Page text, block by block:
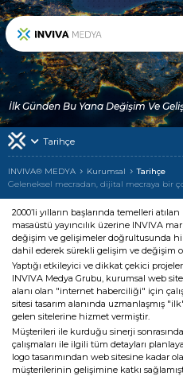
İlk Günden Bu Yana Değişim Ve
Tarihçe
×
Etkileyici işler
çözüm ortağı :
Sektörünüzün vazgeçilemez zirve
ile devlerle yarışmak ve çekici
INVIVA
Tek Adreste
Çoklu Hizmetler
Alanında Hizmet Veren
Uzman Markalarımız
Hizmetlerimizden Yararlanan
Müşterilerimiz
INVIVA Ailesi ile
İletişime Geçin
Web Mail Arayüzü
için Tıklayınız
INVIVA® MEDYA Kurumsal
Tarihçe
Geleneksel mecradan, dijital mecraya bir
2000’li yılların başlarında temelleri
masaüstü yayıncılık üzerine INVIVA
değişim ve gelişimeler doğrultusunda
dahil ederek sürekli gelişim ve değişim
Yaptığı etkileyici ve dikkat çekici
INVIVA Medya Grubu, kurumsal web
alanı olan "internet haberciliği" için
sitesi tasarım alanında uzmanlaşmış
gelen sitelerine hizmet vermiştir.
Müşterileri ile kurduğu sinerji
çalışmaları ile ilgili tüm detayları
logo tasarımından web sitesine kadar
müşterilerinin gelişimine katkı